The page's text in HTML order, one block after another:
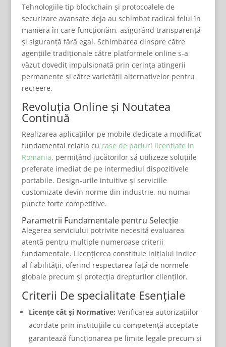
Tehnologiile tip blockchain și protocoalele de
securizare avansate deja au schimbat radical felul în
maniera în care funcționăm, asigurând transparență
și siguranță fără egal. Schimbarea dinspre către
agențiile tradiționale către platformele online s-a
văzut dovedit impulsionată prin cerința atingerii
permanente și către varietății alternativelor pentru
recreere.
Revoluția Online și Noutatea
Continuă
Realizarea aplicațiilor pe mobile dedicate a modificat
fundamental relația cu case de pariuri licentiate in
Romania, permițând jucătorilor să utilizeze soluțiile
preferate imediat de pe intermediul dispozitivele
portabile. Design-urile intuitive și serviciile
customizate devin norme din industrie, nu numai
puncte forte competitive.
Parametrii Fundamentale pentru Selecție
Alegerea serviciului potrivite necesită evaluarea
atentă pentru multiple numeroase criterii
fundamentale. Licențierea constituie inițialul indice
al fiabilității, oferind respectarea față de normele
globale precum și protecția drepturilor clienților.
Criterii De specialitate Esențiale
Licențe cât și Normative: Verificarea autorizațiilor
acordate prin instituțiile cu competență acceptate
garantează funcționarea pe limite legale precum și